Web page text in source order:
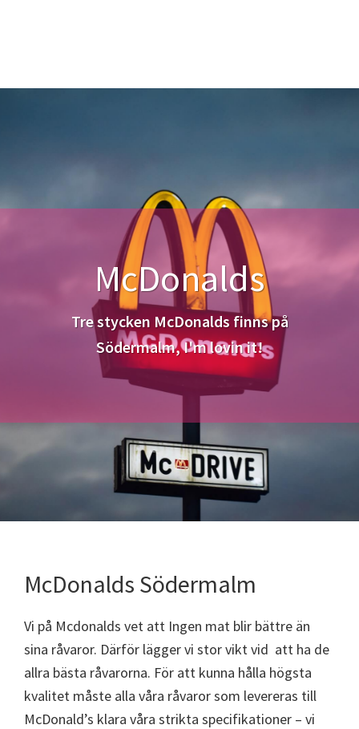
McDonalds
Tre stycken McDonalds finns på
Södermalm, I'm lovin it!
McDonalds Södermalm
Vi på Mcdonalds vet att Ingen mat blir bättre än
sina råvaror. Därför lägger vi stor vikt vid att ha de
allra bästa råvarorna. För att kunna hålla högsta
kvalitet måste alla våra råvaror som levereras till
McDonald’s klara våra strikta specifikationer – vi